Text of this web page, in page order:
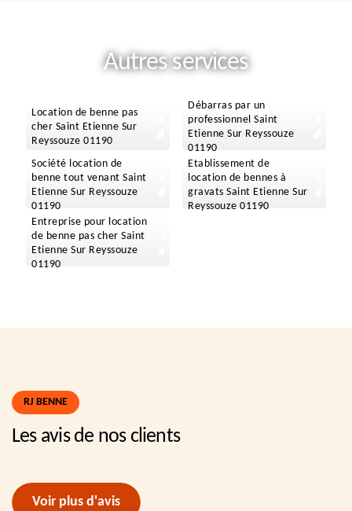
Autres services
Location de benne pas
cher Saint Etienne Sur
Reyssouze 01190
Débarras par un
professionnel Saint
Etienne Sur Reyssouze
01190
Société location de
benne tout venant Saint
Etienne Sur Reyssouze
01190
Etablissement de
location de bennes à
gravats Saint Etienne Sur
Reyssouze 01190
Entreprise pour location
de benne pas cher Saint
Etienne Sur Reyssouze
01190
RJ BENNE
Les avis de nos clients
Voir plus d'avis